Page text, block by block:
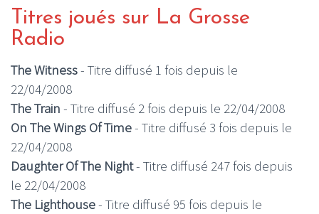
Titres joués sur La Grosse
Radio
The Witness- Titre diffusé 1 fois depuis le
22/04/2008
The Train - Titre diffusé 2 fois depuis le 22/04/2008
On The Wings Of Time- Titre diffusé 3 fois depuis le
22/04/2008
Daughter Of The Night- Titre diffusé 247 fois depuis
le 22/04/2008
The Lighthouse- Titre diffusé 95 fois depuis le